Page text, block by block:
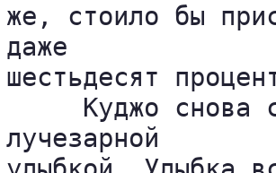
же, стоило бы
даже
шестьдесят
Куджо снова
лучезарной